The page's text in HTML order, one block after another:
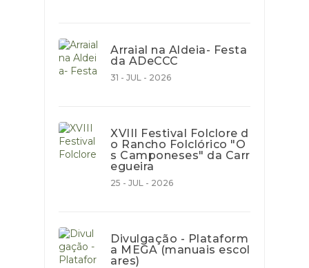
Arraial na Aldeia- Festa
da ADeCCC
31 - JUL - 2026
XVIII Festival Folclore d
o Rancho Folclórico "O
s Camponeses" da Carr
egueira
25 - JUL - 2026
Divulgação - Plataform
a MEGA (manuais escol
ares)